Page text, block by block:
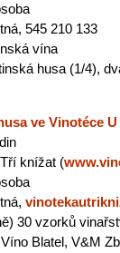
545 210 133
vína
husa (1/4),
ve Vinotéce
knížat (
30 vzorků
Blatel, V&M